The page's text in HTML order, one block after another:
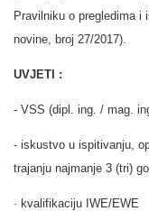
Pravilniku o pregledima i
novine, broj 27/2017).
UVJETI :
- VSS (dipl. ing. / mag.
- iskustvo u ispitivanju,
trajanju najmanje 3 (tri)
- kvalifikaciju IWE/EWE